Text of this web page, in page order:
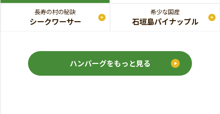
長寿の村の秘訣
シークワーサー
希少な国産
石垣島パイナップル
ハンバーグをもっと見る